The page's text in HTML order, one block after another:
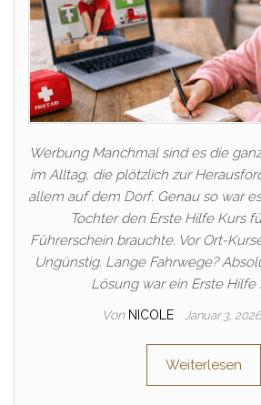
Werbung Manchmal sind es die
im Alltag, die plötzlich zur
allem auf dem Dorf. Genau so war
Tochter den Erste Hilfe Kurs
Führerschein brauchte. Vor Ort-
Ungünstig. Lange Fahrwege?
Lösung war ein Erste Hilfe
Von NICOLE Januar 3,
Weiterlesen